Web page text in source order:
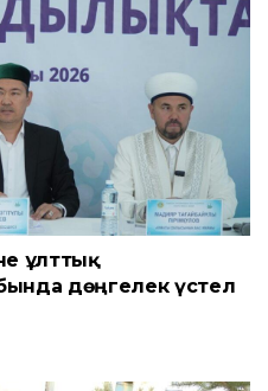
ұлттық
дөңгелек үстел